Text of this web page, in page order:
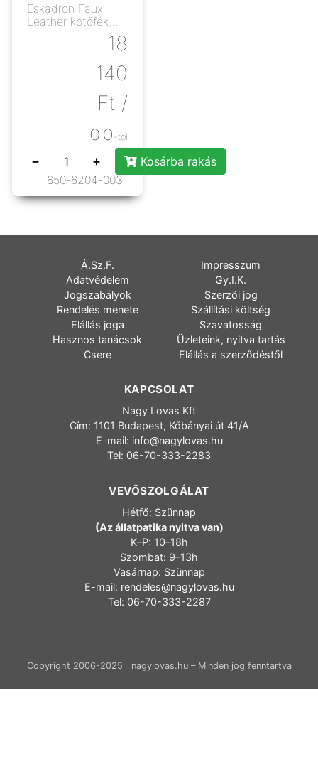
Eskadron Faux
Leather kötőfék
18
140
Ft /
db -tól
− +
Kosárba rakás
650-6204-003
Á.Sz.F.
Impresszum
Adatvédelem
Gy.I.K.
Jogszabályok
Szerzői jog
Rendelés menete
Szállítási költség
Elállás joga
Szavatosság
Hasznos tanácsok
Üzleteink, nyitva tartás
Csere
Elállás a szerződéstől
KAPCSOLAT
Nagy Lovas Kft
Cím: 1101 Budapest, Kőbányai út 41/A
E-mail: info@nagylovas.hu
Tel: 06-70-333-2283
VEVŐSZOLGÁLAT
Hétfő: Szünnap
(Az állatpatika nyitva van)
K–P: 10–18h
Szombat: 9–13h
Vasárnap: Szünnap
E-mail: rendeles@nagylovas.hu
Tel: 06-70-333-2287
Copyright 2006-2025 nagylovas.hu – Minden jog fenntartva